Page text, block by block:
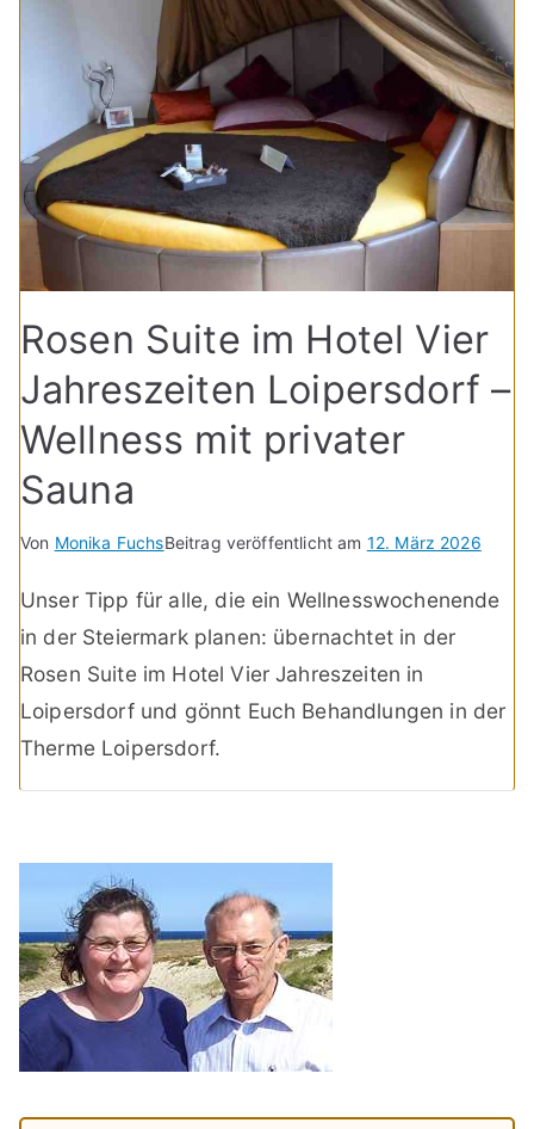
Rosen Suite im Hotel Vier
Jahreszeiten Loipersdorf –
Wellness mit privater
Sauna
Von Monika FuchsBeitrag veröffentlicht am 12. März 2026
Unser Tipp für alle, die ein Wellnesswochenende
in der Steiermark planen: übernachtet in der
Rosen Suite im Hotel Vier Jahreszeiten in
Loipersdorf und gönnt Euch Behandlungen in der
Therme Loipersdorf.